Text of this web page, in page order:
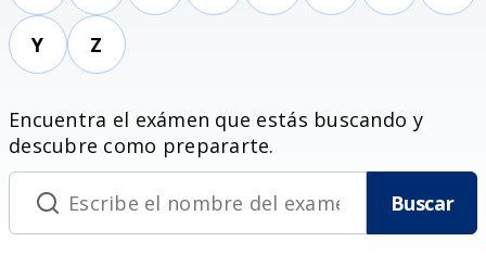
Encuentra el exámen que estás buscando y
descubre como prepararte.
Buscar
Y Z